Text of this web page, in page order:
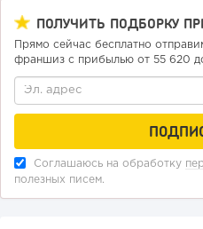
интернет-магазине...
ПОЛУЧИТЬ ПОДБОРКУ
Прямо сейчас бесплатно
франшиз с прибылью от 55 620
Соглашаюсь на обработку
полезных писем.